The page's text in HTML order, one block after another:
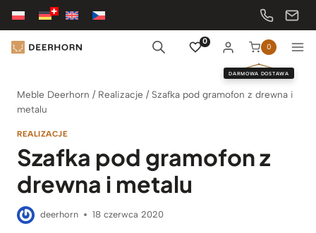
Przejdź
treści
0
0
DARMOWA DOSTAWA
Meble Deerhorn / Realizacje / Szafka pod gramofon z drewna i
metalu
REALIZACJE
Szafka pod gramofon z
drewna i metalu
deerhorn 18 czerwca 2020